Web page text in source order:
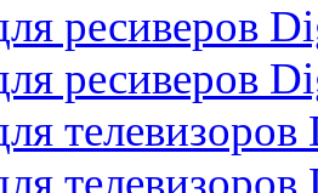
ресиверов
ресиверов